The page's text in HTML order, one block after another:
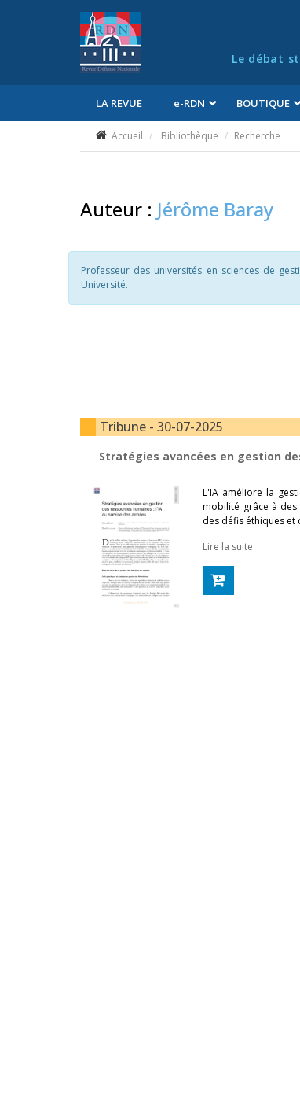
Le débat
LA REVUE e-RDN BOUTIQUE
Accueil Bibliothèque Recherche
Auteur : Jérôme Baray
Professeur des universités en sciences de
Université.
Tribune - 30-07-2025
Stratégies avancées en gestion
L'IA améliore la
mobilité grâce à des
des défis éthiques et
Lire la suite